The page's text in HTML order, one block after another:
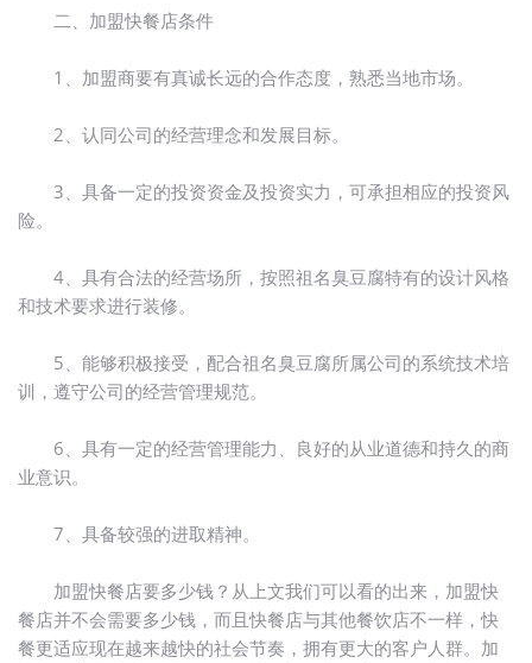
二、加盟快餐店条件
1、加盟商要有真诚长远的合作态度，熟悉当地市场。
2、认同公司的经营理念和发展目标。
3、具备一定的投资资金及投资实力，可承担相应的投资风
险。
4、具有合法的经营场所，按照祖名臭豆腐特有的设计风格
和技术要求进行装修。
5、能够积极接受，配合祖名臭豆腐所属公司的系统技术培
训，遵守公司的经营管理规范。
6、具有一定的经营管理能力、良好的从业道德和持久的商
业意识。
7、具备较强的进取精神。
加盟快餐店要多少钱？从上文我们可以看的出来，加盟快
餐店并不会需要多少钱，而且快餐店与其他餐饮店不一样，快
餐更适应现在越来越快的社会节奏，拥有更大的客户人群。加